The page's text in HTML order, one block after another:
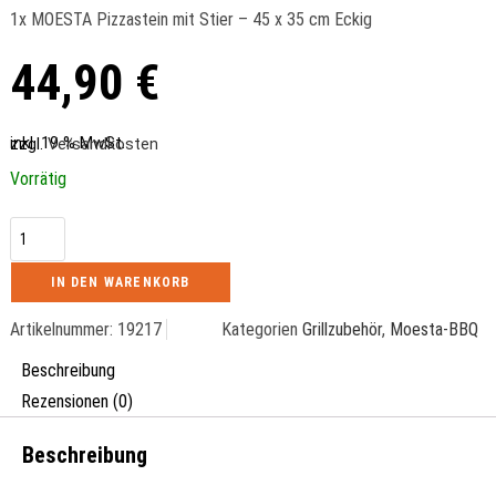
1x MOESTA Pizzastein mit Stier – 45 x 35 cm Eckig
44,90 €
inkl. 19 % MwSt.
zzgl.Versandkosten
Vorrätig
MOESTA
Pizzastein
-
45
35
cm
IN DEN WARENKORB
Artikelnummer: 19217 Kategorien Grillzubehör, Moesta-BBQ
Beschreibung
Rezensionen (0)
Beschreibung